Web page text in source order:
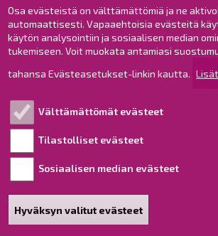
Osa evästeistä on välttämättömiä ja ne
automaattisesti. Vapaaehtoisia evästeitä
käytön analysointiin ja sosiaalisen median
tukemiseen. Voit muokata antamiasi
tahansa Evästeasetukset-linkin kautta.
Välttämättömät evästeet
Tilastolliset evästeet
Sosiaalisen median evästeet
Hyväksyn valitut evästeet
Raahe LinkedInissä
Raahe YouTubessa
Esityslistat ja pöytäkirjat
Viranhaltijapäätökset
Saavutettavuusseloste